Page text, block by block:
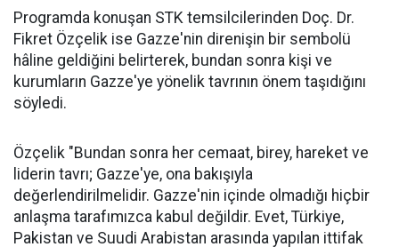
Programda konuşan STK temsilcilerinden Doç. Dr.
Fikret Özçelik ise Gazze'nin direnişin bir sembolü
hâline geldiğini belirterek, bundan sonra kişi ve
kurumların Gazze'ye yönelik tavrının önem taşıdığını
söyledi.
Özçelik "Bundan sonra her cemaat, birey, hareket ve
liderin tavrı; Gazze'ye, ona bakışıyla
değerlendirilmelidir. Gazze'nin içinde olmadığı hiçbir
anlaşma tarafımızca kabul değildir. Evet, Türkiye,
Pakistan ve Suudi Arabistan arasında yapılan ittifak